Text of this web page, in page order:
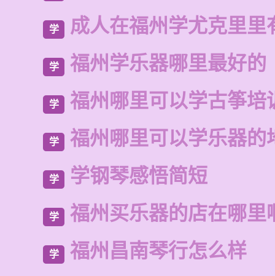
学 成人在福州学尤克里里
学 福州学乐器哪里最好的
学 福州哪里可以学古筝培
学 福州哪里可以学乐器的
学 学钢琴感悟简短
学 福州买乐器的店在哪里
学 福州昌南琴行怎么样